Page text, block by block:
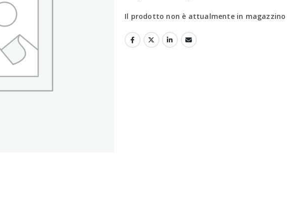
Il prodotto non è attualmente in magazzino